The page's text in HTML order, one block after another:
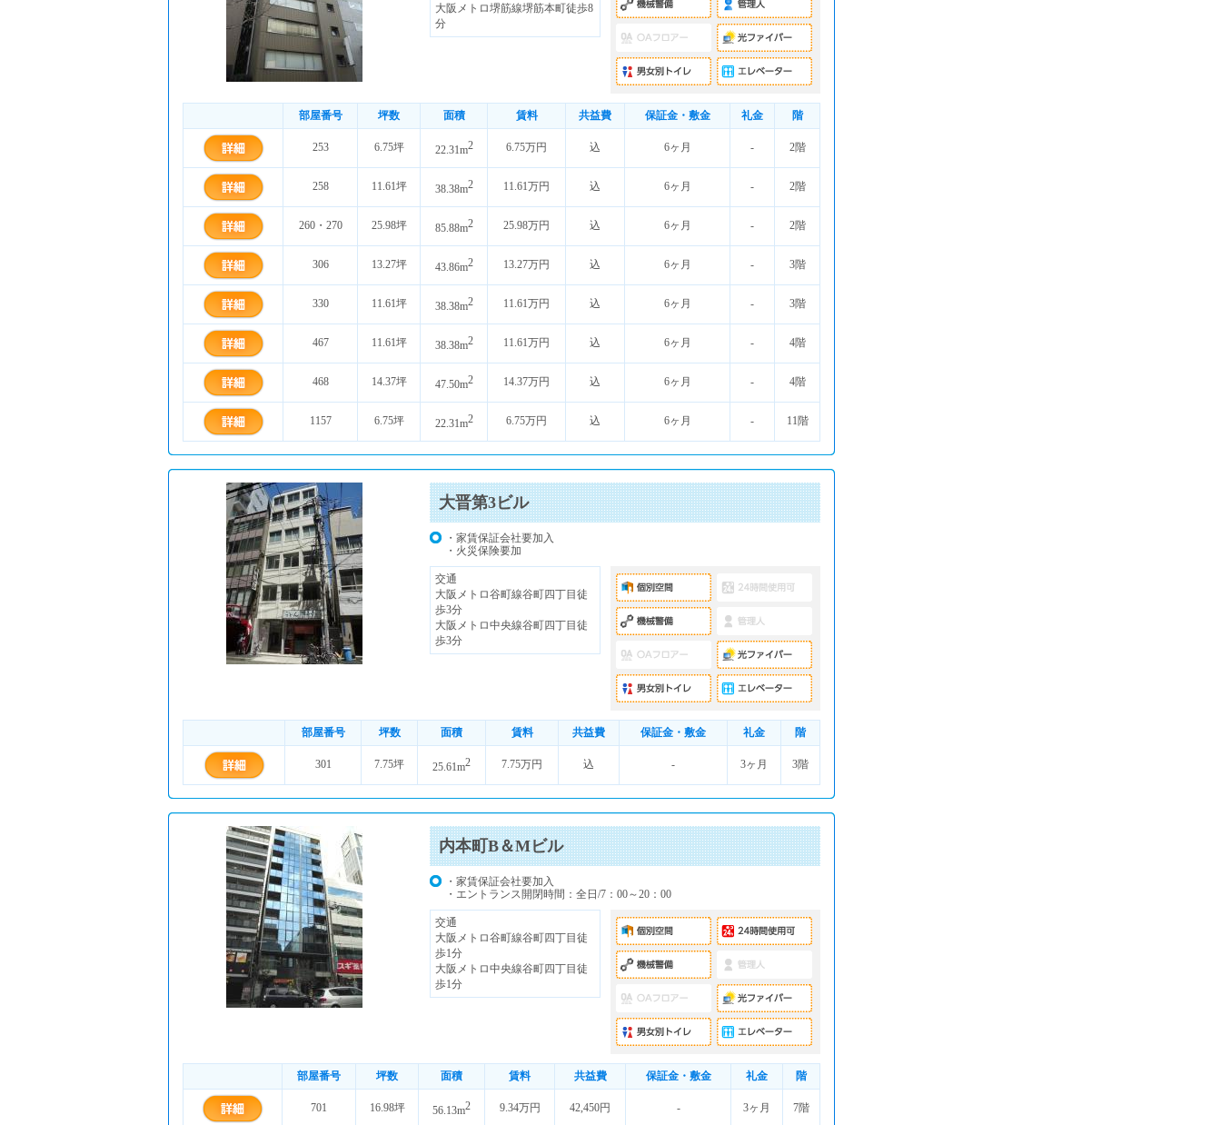
大阪メトロ堺筋線堺筋本町徒歩8
分
部屋番号 坪数 面積 賃料 共益費 保証金・敷金 礼金 階
253 6.75坪 22.31m2 6.75万円 込 6ヶ月 - 2階
258 11.61坪 38.38m2 11.61万円 込 6ヶ月 - 2階
260・270 25.98坪 85.88m2 25.98万円 込 6ヶ月 - 2階
306 13.27坪 43.86m2 13.27万円 込 6ヶ月 - 3階
330 11.61坪 38.38m2 11.61万円 込 6ヶ月 - 3階
467 11.61坪 38.38m2 11.61万円 込 6ヶ月 - 4階
468 14.37坪 47.50m2 14.37万円 込 6ヶ月 - 4階
1157 6.75坪 22.31m2 6.75万円 込 6ヶ月 - 11階
大晋第3ビル
・家賃保証会社要加入
・火災保険要加
交通
大阪メトロ谷町線谷町四丁目徒
歩3分
大阪メトロ中央線谷町四丁目徒
歩3分
部屋番号 坪数 面積 賃料 共益費 保証金・敷金 礼金 階
301 7.75坪 25.61m2 7.75万円 込 - 3ヶ月 3階
内本町B＆Mビル
・家賃保証会社要加入
・エントランス開閉時間：全日/7：00～20：00
交通
大阪メトロ谷町線谷町四丁目徒
歩1分
大阪メトロ中央線谷町四丁目徒
歩1分
部屋番号 坪数 面積 賃料 共益費 保証金・敷金 礼金 階
701 16.98坪 56.13m2 9.34万円 42,450円 - 3ヶ月 7階